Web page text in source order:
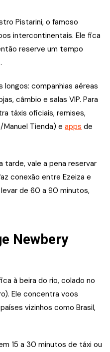
Pistarini, o famoso
intercontinentais. Ele fica
reserve um tempo
companhias aéreas
câmbio e salas VIP. Para
táxis oficiais, remises,
Tienda) e apps de
tarde, vale a pena reservar
conexão entre Ezeiza e
de 60 a 90 minutos,
Newbery
à beira do rio, colado no
Ele concentra voos
vizinhos como Brasil,
15 a 30 minutos de táxi ou